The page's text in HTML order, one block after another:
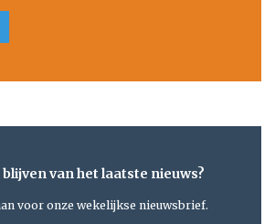
blijven van het laatste nieuws?
voor onze wekelijkse nieuwsbrief.